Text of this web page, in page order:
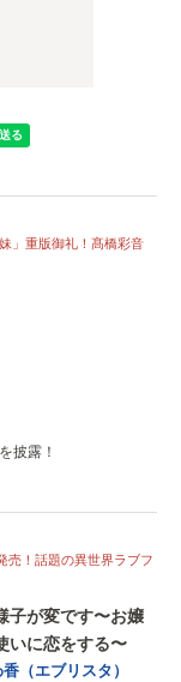
」重版御礼！髙橋彩音
披露！
売！話題の異世界ラブフ
子が変です〜お嬢
いに恋をする〜
（エブリスタ）